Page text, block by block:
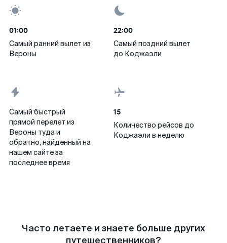
01:00
Самый ранний вылет из
Вероны
22:00
Самый поздний вылет
до Коджаэли
Самый быстрый
прямой перелет из
Вероны туда и
обратно, найденный на
нашем сайте за
последнее время
15
Количество рейсов до
Коджаэли в неделю
Часто летаете и знаете больше других
путешественников?